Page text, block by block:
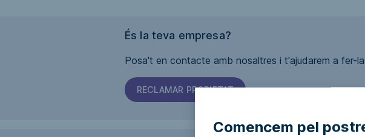
Comencem pel
És la teva empresa?
Posa't en contacte amb nosaltres i t'ajudarem a fer-
RECLAMAR PROPIETAT